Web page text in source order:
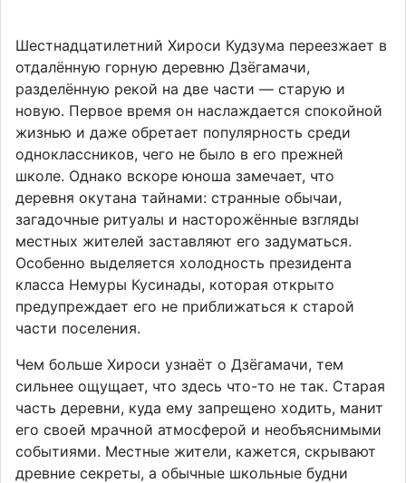
Шестнадцатилетний Хироси Кудзума переезжает в
отдалённую горную деревню Дзёгамачи,
разделённую рекой на две части — старую и
новую. Первое время он наслаждается спокойной
жизнью и даже обретает популярность среди
одноклассников, чего не было в его прежней
школе. Однако вскоре юноша замечает, что
деревня окутана тайнами: странные обычаи,
загадочные ритуалы и насторожённые взгляды
местных жителей заставляют его задуматься.
Особенно выделяется холодность президента
класса Немуры Кусинады, которая открыто
предупреждает его не приближаться к старой
части поселения.
Чем больше Хироси узнаёт о Дзёгамачи, тем
сильнее ощущает, что здесь что-то не так. Старая
часть деревни, куда ему запрещено ходить, манит
его своей мрачной атмосферой и необъяснимыми
событиями. Местные жители, кажется, скрывают
древние секреты, а обычные школьные будни